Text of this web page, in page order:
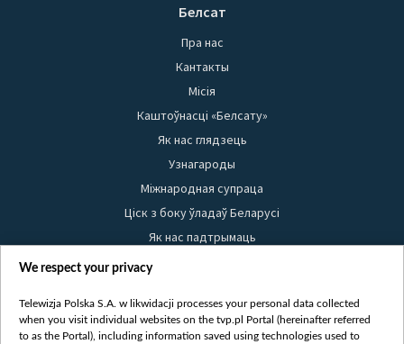
Белсат
Пра нас
Кантакты
Місія
Каштоўнасці «Белсату»
Як нас глядзець
Узнагароды
Міжнародная супраца
Ціск з боку ўладаў Беларусі
Як нас падтрымаць
Правілы выкарыстання матэрыялаў
Бяспека
Youtube
We respect your privacy
Telewizja Polska S.A. w likwidacji processes your personal data collected
when you visit individual websites on the tvp.pl Portal (hereinafter referred
to as the Portal), including information saved using technologies used to